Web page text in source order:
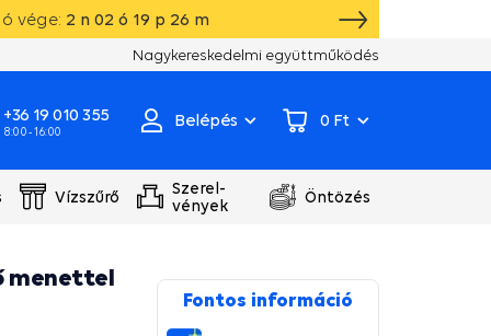
vége: 2 n 02 ó 19 p 25 m
Saját raktár, gyártás, szivattyú szervizközpont
Nagykereskedelmi együttműködés
+36 19 010 355
8:00 - 16:00
Belépés 0 Ft
Vízszűrő
Szerel-
vények
Öntözés
menettel
Fontos információ